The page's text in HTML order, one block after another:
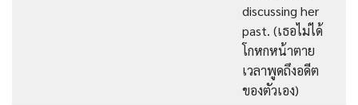
discussing her
past. (เธอไม่ได้
โกหกหน้าตาย
เวลาพูดถึงอดีต
ของตัวเอง)